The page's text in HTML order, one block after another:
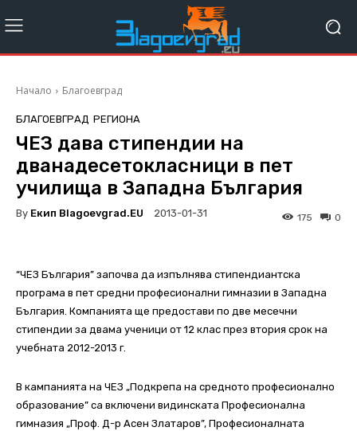
Начало Благоевград
БЛАГОЕВГРАД РЕГИОНА
ЧЕЗ дава стипендии на
дванадесетокласници в пет
училища в Западна България
By Екип Blagoevgrad.EU 2013-01-31 0
175
“ЧЕЗ България” започва да изпълнява стипендиантска
програма в пет средни професионални гимназии в Западна
България. Компанията ще предостави по две месечни
стипендии за двама ученици от 12 клас през втория срок на
учебната 2012-2013 г.
В кампанията на ЧЕЗ „Подкрепа на средното професионално
образование” са включени видинската Професионална
гимназия „Проф. Д-р Асен Златаров”, Професионалната